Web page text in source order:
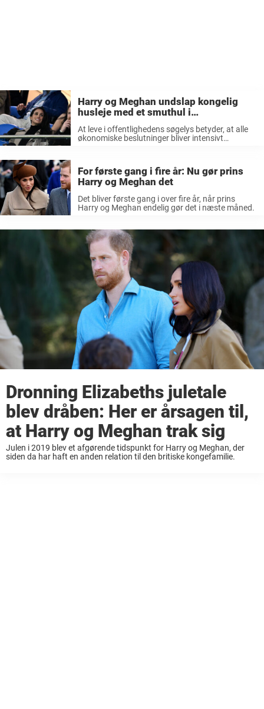
Harry og Meghan undslap kongelig
husleje med et smuthul i
millionklassen
At leve i offentlighedens søgelys betyder, at alle
økonomiske beslutninger bliver intensivt
For første gang i fire år: Nu gør prins
Harry og Meghan det
Det bliver første gang i over fire år, når prins
Harry og Meghan endelig gør det i næste måned.
Dronning Elizabeths juletale
blev dråben: Her er årsagen til,
at Harry og Meghan trak sig
Julen i 2019 blev et afgørende tidspunkt for Harry og Meghan, der
siden da har haft en anden relation til den britiske kongefamilie.